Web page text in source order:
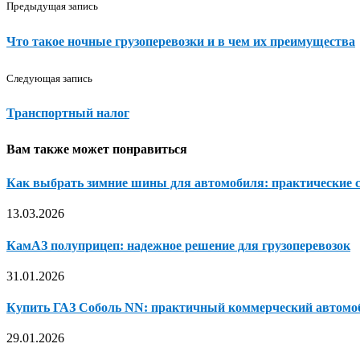
Предыдущая запись
Что такое ночные грузоперевозки и в чем их преимущества
Следующая запись
Транспортный налог
Вам также может понравиться
Как выбрать зимние шины для автомобиля: практические
13.03.2026
КамАЗ полуприцеп: надежное решение для грузоперевозок
31.01.2026
Купить ГАЗ Соболь NN: практичный коммерческий
29.01.2026